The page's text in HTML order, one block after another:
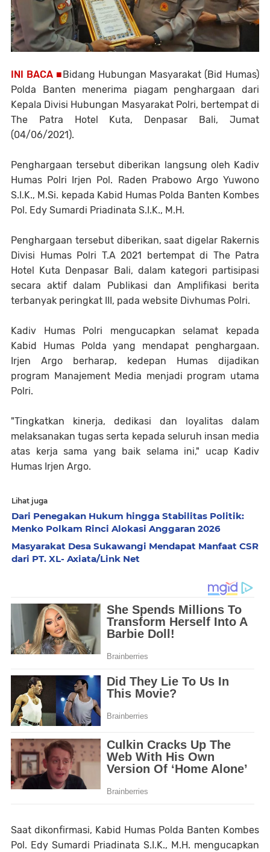
INI BACA ■ Bidang Hubungan Masyarakat (Bid Humas)
Polda Banten menerima piagam penghargaan dari
Kepala Divisi Hubungan Masyarakat Polri, bertempat di
The Patra Hotel Kuta, Denpasar Bali, Jumat
(04/06/2021).
Penghargaan tersebut diberikan langsung oleh Kadiv
Humas Polri Irjen Pol. Raden Prabowo Argo Yuwono
S.I.K., M.Si. kepada Kabid Humas Polda Banten Kombes
Pol. Edy Sumardi Priadinata S.I.K., M.H.
Penghargaan tersebut diberikan, saat digelar Rakernis
Divisi Humas Polri T.A 2021 bertempat di The Patra
Hotel Kuta Denpasar Bali, dalam kategori partisipasi
secara aktif dalam Publikasi dan Amplifikasi berita
terbanyak peringkat III, pada website Divhumas Polri.
Kadiv Humas Polri mengucapkan selamat kepada
Kabid Humas Polda yang mendapat penghargaan.
Irjen Argo berharap, kedepan Humas dijadikan
program Manajement Media menjadi program utama
Polri.
"Tingkatkan kinerja, dedikasi dan loyalitas dalam
melaksanakan tugas serta kepada seluruh insan media
atas kerja sama yang baik selama ini," ucap Kadiv
Humas Irjen Argo.
Lihat juga
Dari Penegakan Hukum hingga Stabilitas Politik:
Menko Polkam Rinci Alokasi Anggaran 2026
Masyarakat Desa Sukawangi Mendapat Manfaat CSR
dari PT. XL- Axiata/Link Net
Saat dikonfirmasi, Kabid Humas Polda Banten Kombes
Pol. Edy Sumardi Priadinata S.I.K., M.H. mengucapkan